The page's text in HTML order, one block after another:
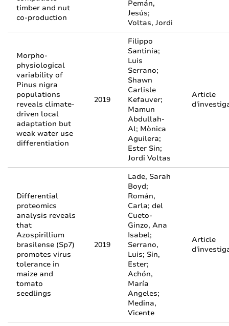
timber and nut
co-production
Pemán,
Jesús;
Voltas, Jordi
Morpho-
physiological
variability of
Pinus nigra
populations
reveals climate-
driven local
adaptation but
weak water use
differentiation
2019
Filippo
Santinia;
Luis
Serrano;
Shawn
Carlisle
Kefauver;
Mamun
Abdullah-
Al; Mònica
Aguilera;
Ester Sin;
Jordi Voltas
Article
Differential
proteomics
analysis reveals
that
Azospirillium
brasilense (Sp7)
promotes virus
tolerance in
maize and
tomato
seedlings
2019
Lade, Sarah
Boyd;
Román,
Carla; del
Cueto-
Ginzo, Ana
Isabel;
Serrano,
Luis; Sin,
Ester;
Achón,
María
Angeles;
Medina,
Vicente
Article